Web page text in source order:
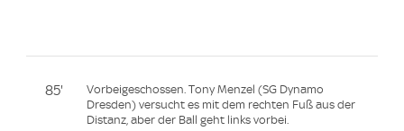
85'
Vorbeigeschossen. Tony Menzel (SG Dynamo
Dresden) versucht es mit dem rechten Fuß aus der
Distanz, aber der Ball geht links vorbei.